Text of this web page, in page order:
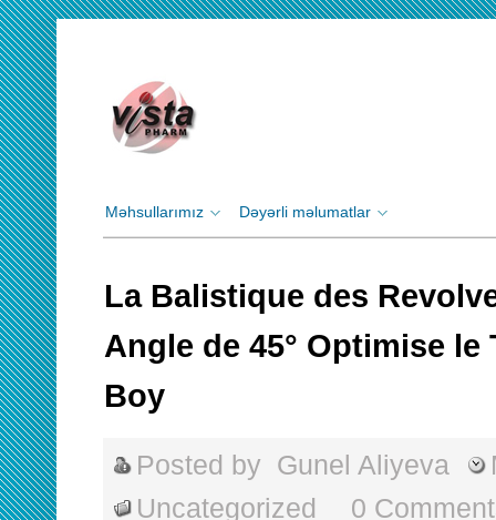
Məhsullarımız Dəyərli məlumatlar
La Balistique des
Angle de 45° Optimise le
Boy
Posted by Gunel Aliyeva
Uncategorized
0